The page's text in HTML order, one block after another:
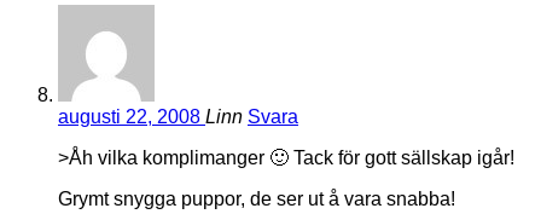
augusti 22, 2008 Linn Svara
>Åh vilka komplimanger 🙂 Tack för gott sällskap igår!
Grymt snygga puppor, de ser ut å vara snabba!